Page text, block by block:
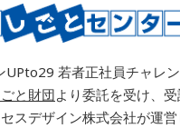
UPto29 若者正社員チャレ
と財団より委託を受け、
スデザイン株式会社が運営